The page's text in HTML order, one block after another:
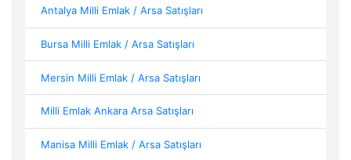
Antalya Milli Emlak / Arsa Satışları
Bursa Milli Emlak / Arsa Satışları
Mersin Milli Emlak / Arsa Satışları
Milli Emlak Ankara Arsa Satışları
Manisa Milli Emlak / Arsa Satışları